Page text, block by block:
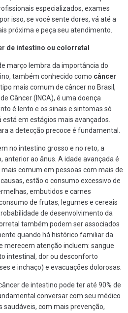
especializados, exames
isso, se você sente dores, vá até a
próxima e peça seu atendimento.
de intestino ou colorretal
março lembra da importância do
também conhecido como câncer
tipo mais comum de câncer no Brasil,
Câncer (INCA), é uma doença
é lento e os sinais e sintomas só
em estágios mais avançados.
a detecção precoce é fundamental.
no intestino grosso e no reto, a
anterior ao ânus. A idade avançada é
comum em pessoas com mais de
estão o consumo excessivo de
embutidos e carnes
de frutas, legumes e cereais
de desenvolvimento da
também podem ser associados
quando há histórico familiar da
merecem atenção incluem: sangue
intestinal, dor ou desconforto
e inchaço) e evacuações dolorosas.
de intestino pode ter até 90% de
conversar com seu médico
saudáveis, com mais prevenção,